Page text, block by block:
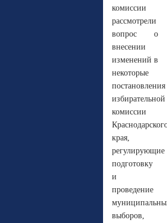
комиссии
рассмотрели
вопрос о
внесении
изменений в
некоторые
постановления
избирательной
комиссии
края,
регулирующие
подготовку
и
проведение
выборов,